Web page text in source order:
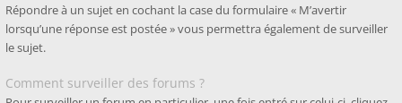
Répondre à un sujet en cochant la case du formulaire « M’avertir
lorsqu’une réponse est postée » vous permettra également de surveiller
le sujet.
Comment surveiller des forums ?